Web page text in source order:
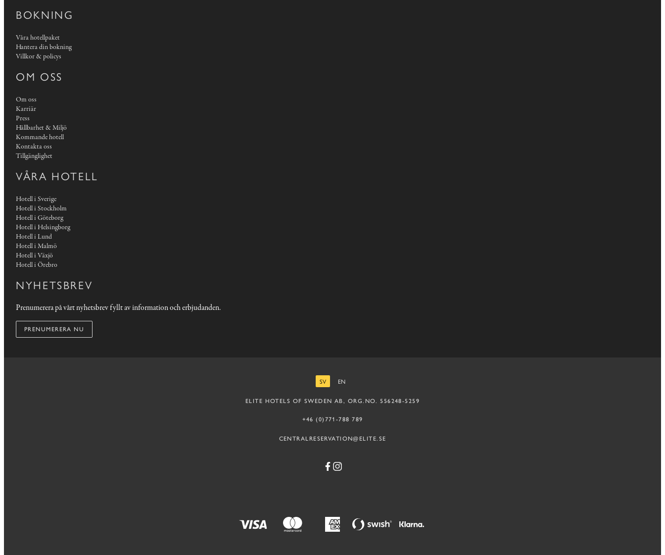
BOKNING
Våra hotellpaket
Hantera din bokning
Villkor & policys
OM OSS
Om oss
Karriär
Press
Hållbarhet & Miljö
Kommande hotell
Kontakta oss
Tillgänglighet
VÅRA HOTELL
Hotell i Sverige
Hotell i Stockholm
Hotell i Göteborg
Hotell i Helsingborg
Hotell i Lund
Hotell i Malmö
Hotell i Växjö
Hotell i Örebro
NYHETSBREV
Prenumerera på vårt nyhetsbrev fyllt av information och erbjudanden.
PRENUMERERA NU
SV
EN
ELITE HOTELS OF SWEDEN AB, ORG.NO. 556248-5259
+46 (0)771-788 789
CENTRALRESERVATION@ELITE.SE